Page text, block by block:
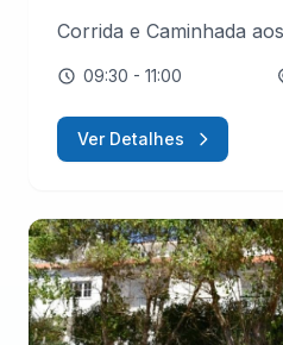
Corrida e Caminhada
09:30 - 11:00
Ver Detalhes